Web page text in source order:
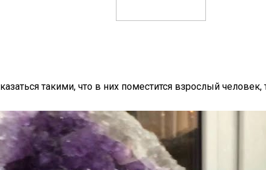
такими, что в них поместится взрослый